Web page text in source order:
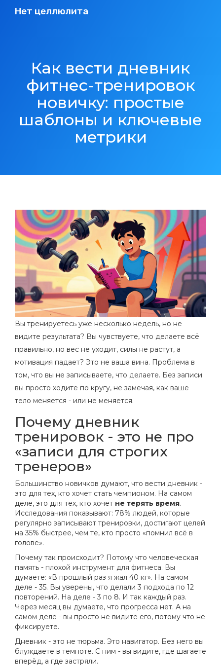
Нет целлюлита
Как вести дневник
фитнес-тренировок
новичку: простые
шаблоны и ключевые
метрики
Вы тренируетесь уже несколько недель, но не
видите результата? Вы чувствуете, что делаете всё
правильно, но вес не уходит, силы не растут, а
мотивация падает? Это не ваша вина. Проблема в
том, что вы не записываете, что делаете. Без записи
вы просто ходите по кругу, не замечая, как ваше
тело меняется - или не меняется.
Почему дневник
тренировок - это не про
«записи для строгих
тренеров»
Большинство новичков думают, что вести дневник -
это для тех, кто хочет стать чемпионом. На самом
деле, это для тех, кто хочет не терять время.
Исследования показывают: 78% людей, которые
регулярно записывают тренировки, достигают целей
на 35% быстрее, чем те, кто просто «помнил всё в
голове».
Почему так происходит? Потому что человеческая
память - плохой инструмент для фитнеса. Вы
думаете: «В прошлый раз я жал 40 кг». На самом
деле - 35. Вы уверены, что делали 3 подхода по 12
повторений. На деле - 3 по 8. И так каждый раз.
Через месяц вы думаете, что прогресса нет. А на
самом деле - вы просто не видите его, потому что не
фиксируете.
Дневник - это не тюрьма. Это навигатор. Без него вы
блуждаете в темноте. С ним - вы видите, где шагаете
вперёд, а где застряли.